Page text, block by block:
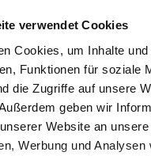
verwendet Cookies
Cookies, um Inhalte
Funktionen für soziale
die Zugriffe auf unsere
geben wir
Website an
Werbung und Analysen
Vor allem wünschen wir
Gesundheit,
Deine Wünsche in Erfüllung